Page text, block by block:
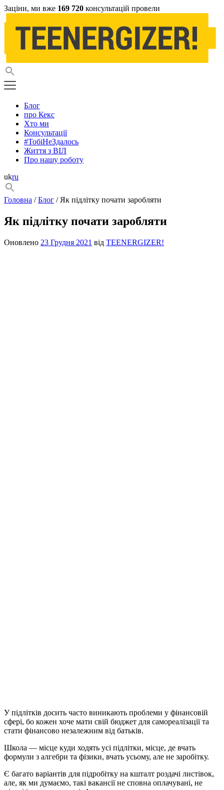
Заціни, ми вже 169 720 консультацій провели
Блог
про Кекс
Хто ми
Консультації
#ТобіНеЗдалось
Життя з ВІЛ
Про нашу роботу
ukru
Головна /Блог / Як підлітку почати заробляти
Як підлітку почати заробляти
Оновлено 23 Грудня 2021 від TEENERGIZER!
У підлітків досить часто виникають проблеми у фінансовій
сфері, бо кожен хоче мати свій бюджет для самореалізації та
стати фінансово незалежним від батьків.
Школа — місце куди ходять усі підлітки, місце, де вчать
формули з алгебри та фізики, вчать усьому, але не заробітку.
Є багато варіантів для підробітку на кшталт роздачі листівок,
але, як ми думаємо, такі вакансії не сповна оплачувані, не